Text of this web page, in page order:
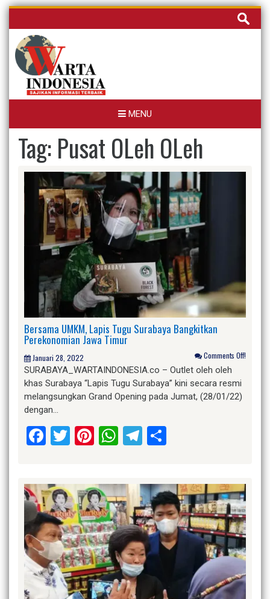
Skip
content
Cari
untuk:
MENU
Tag: Pusat OLeh OLeh
Bersama UMKM, Lapis Tugu Surabaya Bangkitkan
Perekonomian Jawa Timur
Januari 28, 2022 Comments Off!
SURABAYA_WARTAINDONESIA.co – Outlet oleh oleh
khas Surabaya “Lapis Tugu Surabaya” kini secara resmi
melangsungkan Grand Opening pada Jumat, (28/01/22)
dengan…
Facebook
Twitter
Pinterest
WhatsApp
Telegram